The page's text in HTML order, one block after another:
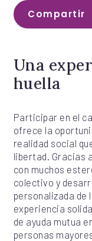
Compartir
Una
huella
Participar en el
ofrece la
realidad social
libertad. Gracias
con muchos
colectivo y
personalizada de
experiencia
de ayuda mutua
personas